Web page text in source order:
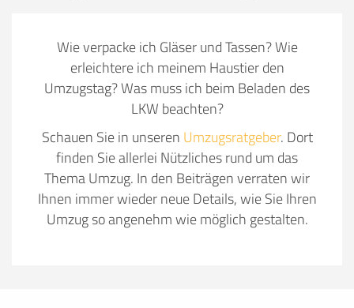
Wie verpacke ich Gläser und Tassen? Wie
erleichtere ich meinem Haustier den
Umzugstag? Was muss ich beim Beladen des
LKW beachten?
Schauen Sie in unseren Umzugsratgeber. Dort
finden Sie allerlei Nützliches rund um das
Thema Umzug. In den Beiträgen verraten wir
Ihnen immer wieder neue Details, wie Sie Ihren
Umzug so angenehm wie möglich gestalten.